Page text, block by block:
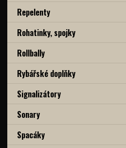
Repelenty
Rohatinky, spojky
Rollbally
Rybářské doplňky
Signalizátory
Sonary
Spacáky